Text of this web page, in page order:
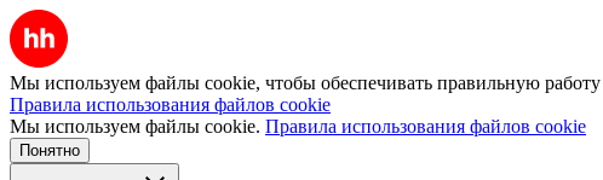
Мы используем файлы cookie, чтобы обеспечивать правильную работу
Правила использования файлов cookie
Мы используем файлы cookie. Правила использования файлов cookie
Понятно